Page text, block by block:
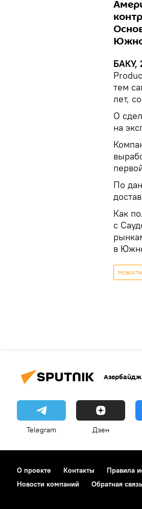
БАКУ,
тем
лет,
О
на
По
Как
с
в
Новости
Telegram Дзен
О проекте Контакты Правила
Новости компаний
Обратная связь